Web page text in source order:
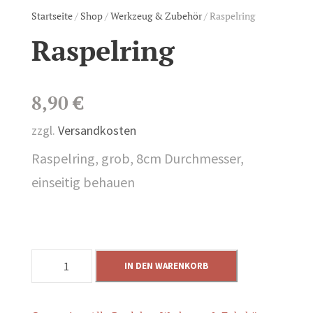
Startseite / Shop /Werkzeug & Zubehör/ Raspelring
Raspelring
8,90€
zzgl. Versandkosten
Raspelring, grob, 8cm Durchmesser,
einseitig behauen
a
IN DEN WARENKORB